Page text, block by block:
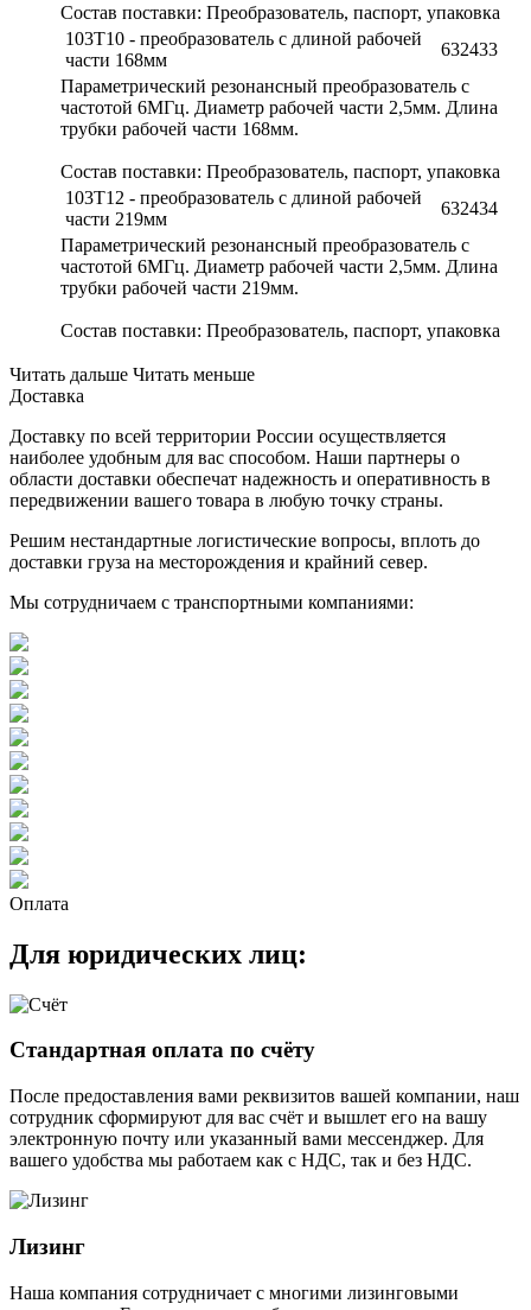
Состав поставки: Преобразователь, паспорт, упаковка
103Т10 - преобразователь с длиной рабочей
части 168мм
632433
Параметрический резонансный преобразователь с
частотой 6МГц. Диаметр рабочей части 2,5мм. Длина
трубки рабочей части 168мм.
Состав поставки: Преобразователь, паспорт, упаковка
103Т12 - преобразователь с длиной рабочей
части 219мм
632434
Параметрический резонансный преобразователь с
частотой 6МГц. Диаметр рабочей части 2,5мм. Длина
трубки рабочей части 219мм.
Состав поставки: Преобразователь, паспорт, упаковка
Читать дальше Читать меньше
Доставка
Доставку по всей территории России осуществляется
наиболее удобным для вас способом. Наши партнеры о
области доставки обеспечат надежность и оперативность в
передвижении вашего товара в любую точку страны.
Решим нестандартные логистические вопросы, вплоть до
доставки груза на месторождения и крайний север.
Мы сотрудничаем с транспортными компаниями:
Оплата
Для юридических лиц:
Стандартная оплата по счёту
После предоставления вами реквизитов вашей компании, наш
сотрудник сформируют для вас счёт и вышлет его на вашу
электронную почту или указанный вами мессенджер. Для
вашего удобства мы работаем как с НДС, так и без НДС.
Лизинг
Наша компания сотрудничает с многими лизинговыми